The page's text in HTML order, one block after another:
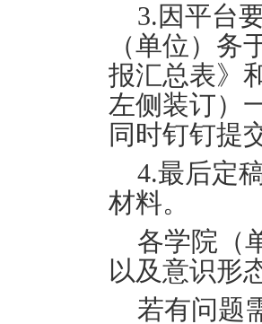
3.因平台
（单位）务
报汇总表》
左侧装订）
同时钉钉提
4.最后定
材料。
各学院（
以及意识形
若有问题